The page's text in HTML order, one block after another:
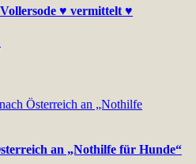
♥ vermittelt ♥
an „Nothilfe für Hunde“